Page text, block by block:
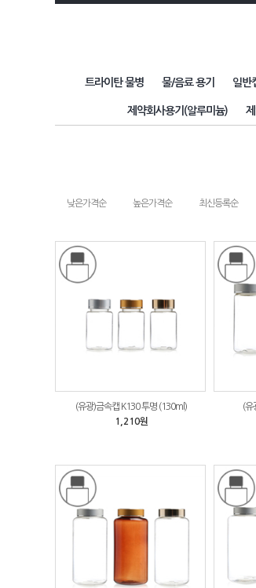
트라이탄 물병 물/음료 용기 일반
제약회사용기(알루미늄)
낮은가격순 높은가격순 최신등록순
(유광)금속캡 K130 투명 (130ml)
1,210원
(유